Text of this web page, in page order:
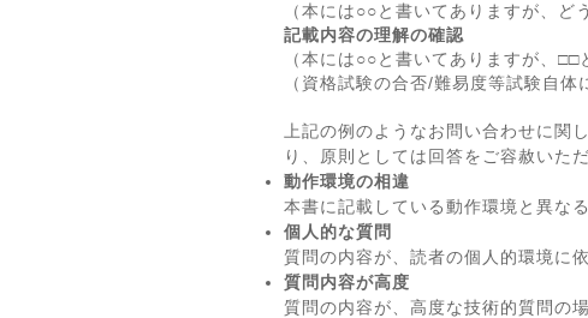
（本には○○と書いてありますが、ど
記載内容の理解の確認
（本には○○と書いてありますが、□□
（資格試験の合否/難易度等試験自体
上記の例のようなお問い合わせに関
り、原則としては回答をご容赦いた
動作環境の相違
本書に記載している動作環境と異な
個人的な質問
質問の内容が、読者の個人的環境に
質問内容が高度
質問の内容が、高度な技術的質問の